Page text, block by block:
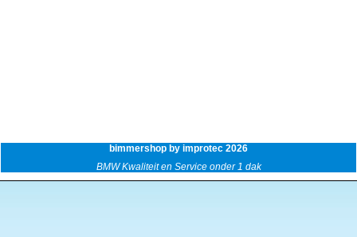
bimmershop by improtec 2026
BMW Kwaliteit en Service onder 1 dak